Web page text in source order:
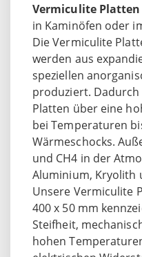
Vermiculite Platten
in Kaminöfen oder
Die Vermiculite
werden aus
speziellen
produziert.
Platten über eine
bei Temperaturen
Wärmeschocks.
und CH4 in der
Aluminium, Kryolith
Unsere Vermiculite
400 x 50 mm
Steifheit,
hohen